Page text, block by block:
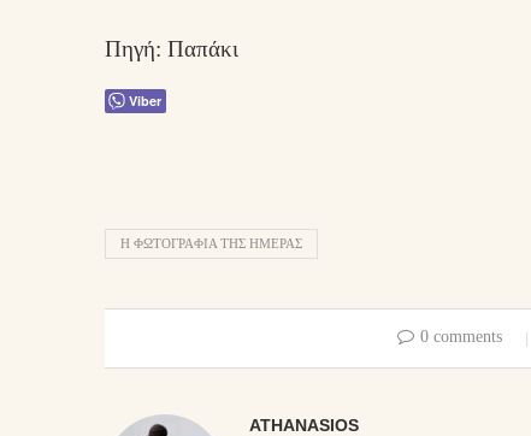
Πηγή: Παπάκι
Viber
Η ΦΩΤΟΓΡΑΦΊΑ ΤΗΣ ΗΜΈΡΑΣ
0 comments
ATHANASIOS